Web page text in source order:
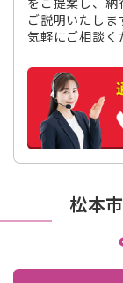
ご説明いたし
気軽にご相談く
松本